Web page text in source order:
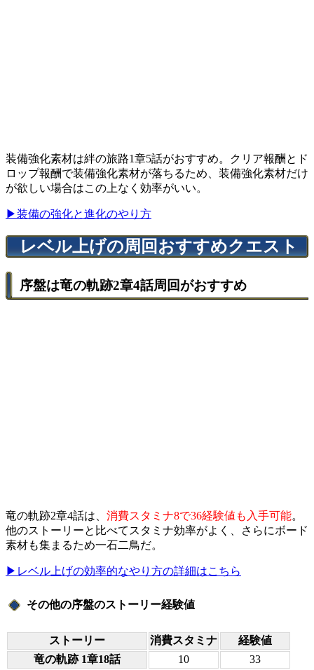
装備強化素材は絆の旅路1章5話がおすすめ。クリア報酬とド
ロップ報酬で装備強化素材が落ちるため、装備強化素材だけ
が欲しい場合はこの上なく効率がいい。
▶装備の強化と進化のやり方
レベル上げの周回おすすめクエスト
序盤は竜の軌跡2章4話周回がおすすめ
竜の軌跡2章4話は、 消費スタミナ8で36経験値も入手可能。
他のストーリーと比べてスタミナ効率がよく、さらにボード
素材も集まるため一石二鳥だ。
▶レベル上げの効率的なやり方の詳細はこちら
その他の序盤のストーリー経験値
ストーリー 消費スタミナ
経験値
竜の軌跡 1章18話
10
33